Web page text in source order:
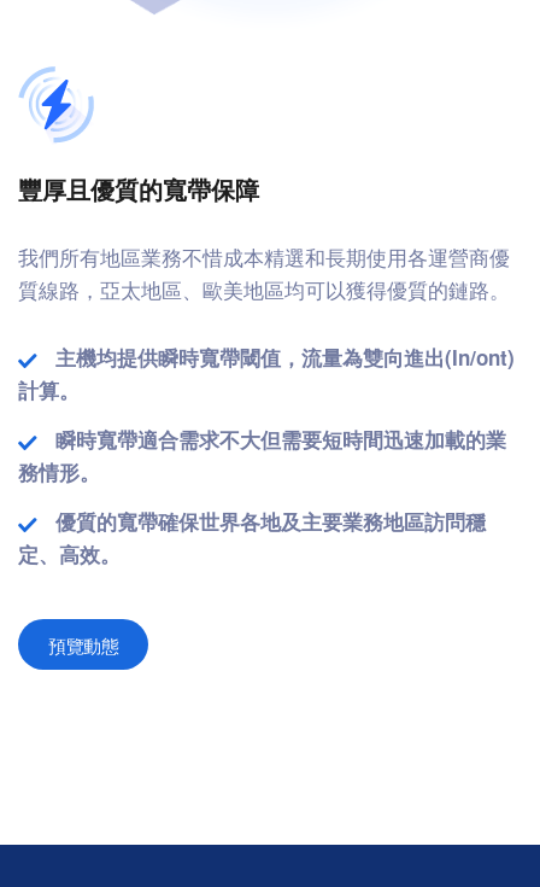
豐厚且優質的寬帶保障
我們所有地區業務不惜成本精選和長期使用各運營商優
質線路，亞太地區、歐美地區均可以獲得優質的鏈路。
主機均提供瞬時寬帶閾值，流量為雙向進出(In/ont)
計算。
瞬時寬帶適合需求不大但需要短時間迅速加載的業
務情形。
優質的寬帶確保世界各地及主要業務地區訪問穩
定、高效。
預覽動態